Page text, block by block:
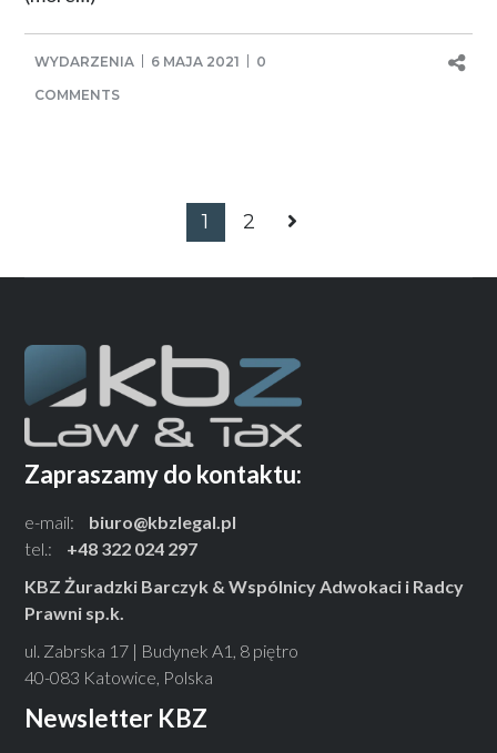
WYDARZENIA 6 MAJA 2021
0
COMMENTS
1 2
Zapraszamy do kontaktu:
e-mail:
biuro@kbzlegal.pl
tel.:
+48 322 024 297
KBZ Żuradzki Barczyk & Wspólnicy Adwokaci i Radcy
Prawni sp.k.
ul. Zabrska 17 | Budynek A1, 8 piętro
40-083 Katowice, Polska
Newsletter KBZ